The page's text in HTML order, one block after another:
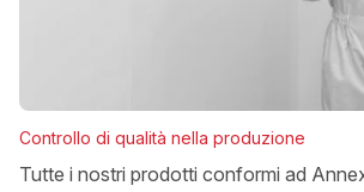
Controllo di qualità nella produzione
Tutte i nostri prodotti conformi ad